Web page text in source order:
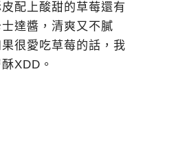
配上酸甜的草莓還有
達醬，清爽又不膩
很愛吃草莓的話，我
XDD。